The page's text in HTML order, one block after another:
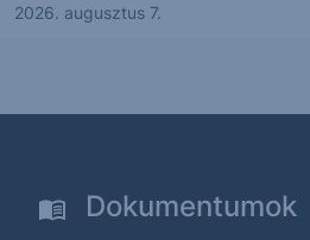
2026. augusztus 7.
Dokumentumok